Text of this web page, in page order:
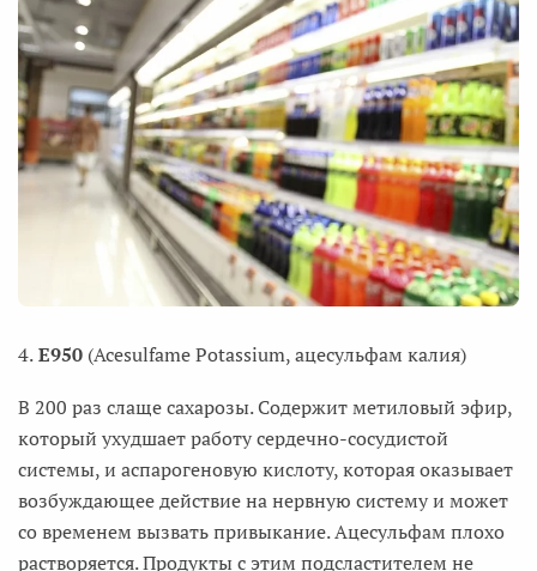
4.E950 (Acesulfame Potassium, ацесульфам калия)
В 200 раз слаще сахарозы. Содержит метиловый эфир,
который ухудшает работу сердечно-сосудистой
системы, и аспарогеновую кислоту, которая оказывает
возбуждающее действие на нервную систему и может
со временем вызвать привыкание. Ацесульфам плохо
растворяется. Продукты с этим подсластителем не